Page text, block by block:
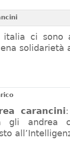
italia ci sono
solidarietà
carancini
gli andrea